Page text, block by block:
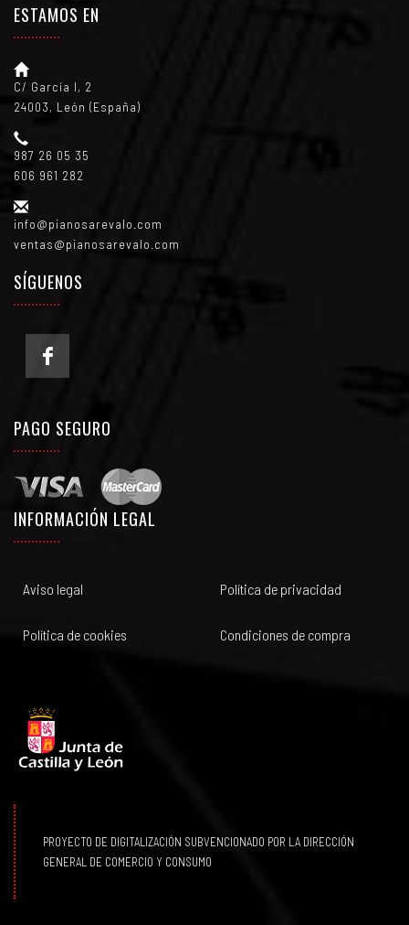
ESTAMOS EN
C/ García I, 2
24003, León (España)
987 26 05 35
606 961 282
info@pianosarevalo.com
ventas@pianosarevalo.com
SÍGUENOS
PAGO SEGURO
INFORMACIÓN LEGAL
Aviso legal Política de privacidad
Política de cookies Condiciones de compra
PROYECTO DE DIGITALIZACIÓN SUBVENCIONADO POR LA DIRECCIÓN
GENERAL DE COMERCIO Y CONSUMO